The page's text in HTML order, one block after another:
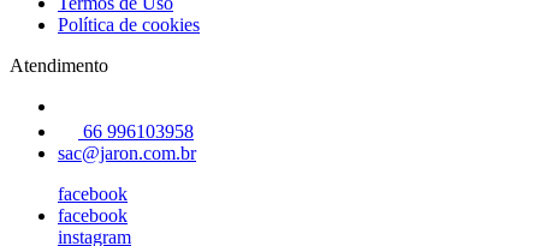
Política de cookies
Atendimento
66 996103958
sac@jaron.com.br
facebook
facebook
instagram